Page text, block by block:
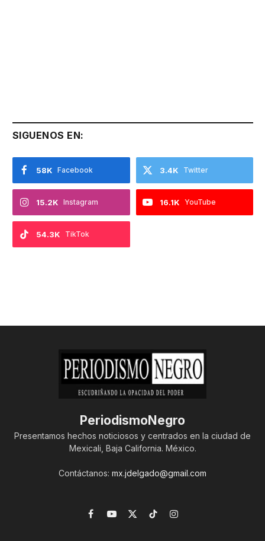
SIGUENOS EN:
Facebook
58K Twitter
3.4K
Instagram
15.2K YouTube
16.1K
TikTok
54.3K
PeriodismoNegro
Presentamos hechos noticiosos y centrados en la ciudad de
Mexicali, Baja California. México.
Contáctanos: mx.jdelgado@gmail.com
Facebook
YouTube
X
TikTokInstagram